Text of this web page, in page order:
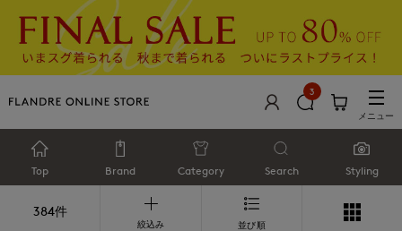
3
メニュー
Top Brand Category Search Styling
384件
絞込み 並び順